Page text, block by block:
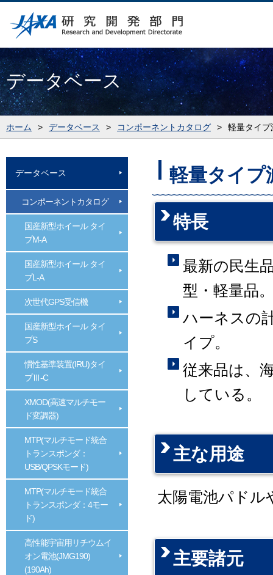
データベース
ホーム > データベース > コンポーネントカタログ > 軽量タイ
データベース
コンポーネントカタログ
国産新型ホイール タイ
プM-A
国産新型ホイール タイ
プL-A
次世代GPS受信機
国産新型ホイール タイ
プS
慣性基準装置(IRU)タイ
プⅢ-C
XMOD(高速マルチモー
ド変調器)
MTP(マルチモード統合
トランスポンダ：
USB/QPSKモード)
MTP(マルチモード統合
トランスポンダ：4モー
ド)
高性能宇宙用リチウムイ
オン電池(JMG190)
(190Ah)
軽量タイプ
特長
最新の民生
型・軽量品
ハーネスの
イプ。
従来品は、
している。
主な用途
太陽電池パドル
主要諸元